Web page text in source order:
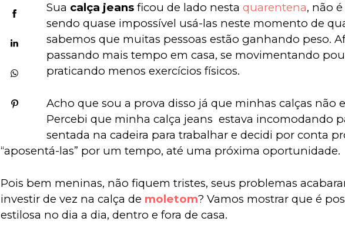
Sua calça jeans ficou de lado nesta quarentena, não
sendo quase impossível usá-las neste momento de
sabemos que muitas pessoas estão ganhando peso.
passando mais tempo em casa, se movimentando
praticando menos exercícios físicos.
Acho que sou a prova disso já que minhas calças não
Percebi que minha calça jeans  estava incomodando
sentada na cadeira para trabalhar e decidi por conta
“aposentá-las” por um tempo, até uma próxima oportunidade.
Pois bem meninas, não fiquem tristes, seus problemas
investir de vez na calça de moletom? Vamos mostrar que é
estilosa no dia a dia, dentro e fora de casa.